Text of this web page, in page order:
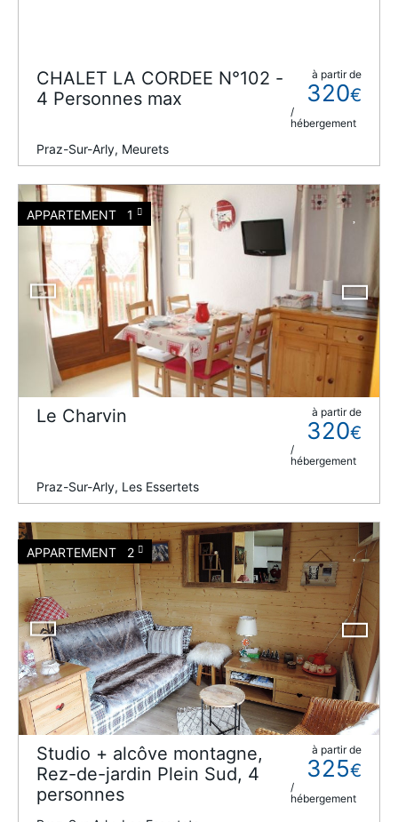
CHALET LA CORDEE N°102 -
4 Personnes max
Praz-Sur-Arly, Meurets
à partir de
320€
/
hébergement
APPARTEMENT 1
Le Charvin
Praz-Sur-Arly, Les Essertets
à partir de
320€
/
hébergement
APPARTEMENT 2
Studio + alcôve montagne,
Rez-de-jardin Plein Sud, 4
personnes
à partir de
325€
/
hébergement